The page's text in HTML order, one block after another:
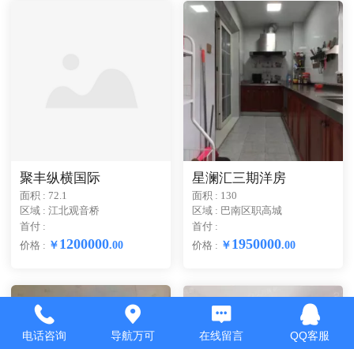
聚丰纵横国际
面积 : 72.1
区域 : 江北观音桥
首付 :
价格 : ￥ 1200000.00
星澜汇三期洋房
面积 : 130
区域 : 巴南区职高城
首付 :
价格 : ￥ 1950000.00
电话咨询 导航万可 在线留言 QQ客服